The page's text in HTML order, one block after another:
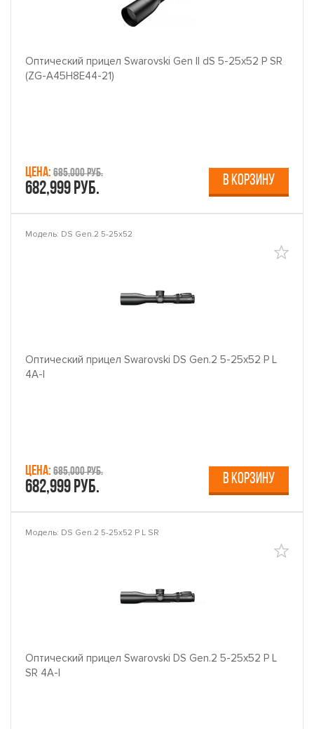
Оптический прицел Swarovski Gen II dS 5-25x52 P SR
(ZG-A45H8E44-21)
Цена: 685,000 руб.
682,999 руб. В КОРЗИНУ
Модель: DS Gen.2 5-25x52
Оптический прицел Swarovski DS Gen.2 5-25x52 P L
4A-I
Цена: 685,000 руб.
682,999 руб. В КОРЗИНУ
Модель: DS Gen.2 5-25x52 P L SR
Оптический прицел Swarovski DS Gen.2 5-25x52 P L
SR 4A-I